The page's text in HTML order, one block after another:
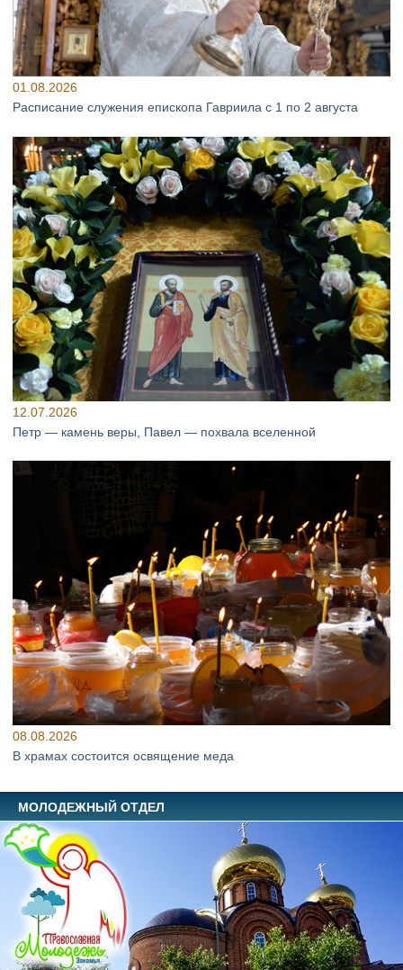
01.08.2026
Расписание служения епископа Гавриила с 1 по 2 августа
12.07.2026
Петр — камень веры, Павел — похвала вселенной
08.08.2026
В храмах состоится освящение меда
МОЛОДЕЖНЫЙ ОТДЕЛ